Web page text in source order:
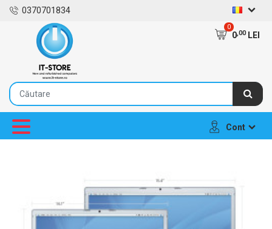
0370701834
0
0,00LEI
Cont